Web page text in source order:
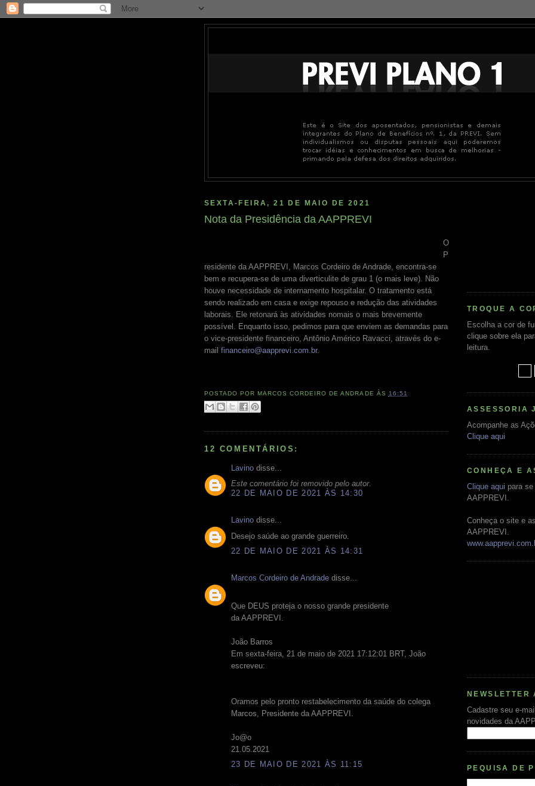
SEXTA-FEIRA, 21 DE MAIO DE 2021
Nota da Presidência da AAPPREVI
O
P
residente da AAPPREVI, Marcos Cordeiro de Andrade, encontra-se
bem e recupera-se de uma diverticulite de grau 1 (o mais leve). Não
houve necessidade de internamento hospitalar. O tratamento está
sendo realizado em casa e exige repouso e redução das atividades
laborais. Ele retonará às atividades nomais o mais brevemente
possível. Enquanto isso, pedimos para que enviem as demandas para
o vice-presidente financeiro, Antônio Américo Ravacci, através do e-
mail financeiro@aapprevi.com.br.
POSTADO PORMARCOS CORDEIRO DE ANDRADE ÀS 16:51
12 COMENTÁRIOS:
Lavino disse...
Este comentário foi removido pelo autor.
22 DE MAIO DE 2021 ÀS 14:30
Lavino disse...
Desejo saúde ao grande guerreiro.
22 DE MAIO DE 2021 ÀS 14:31
Marcos Cordeiro de Andrade disse...
Que DEUS proteja o nosso grande presidente
da AAPPREVI.
João Barros
Em sexta-feira, 21 de maio de 2021 17:12:01 BRT, João
escreveu:
Oramos pelo pronto restabelecimento da saúde do colega
Marcos, Presidente da AAPPREVI.
Jo@o
21.05.2021
23 DE MAIO DE 2021 ÀS 11:15
TROQUE A
Escolha a cor de
clique sobre ela
leitura.
ASSESSORIA
Acompanhe as
Clique aqui
CONHEÇA E
Clique aqui para
AAPPREVI.
Conheça o site e
AAPPREVI.
NEWSLETTER
Cadastre seu e-
novidades da
PEQUISA DE